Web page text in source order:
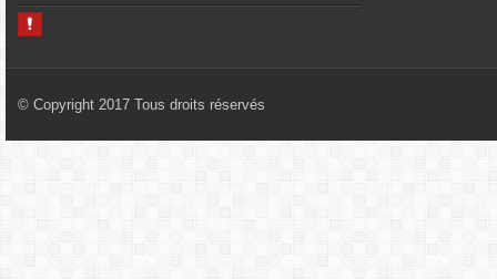
© Copyright 2017 Tous droits réservés